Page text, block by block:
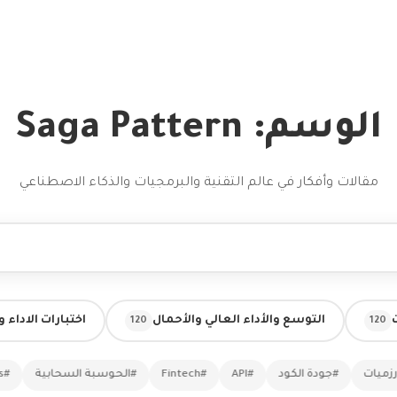
الوسم: Saga Pattern
مقالات وأفكار في عالم التقنية والبرمجيات والذكاء الاصطناعي
120 التوسع والأداء العالي والأحمال 120 اختبارات الاداء
#Fintech #الحوسبة السحابية #microservices